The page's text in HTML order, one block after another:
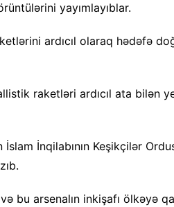
yayımlayıblar.
ardıcıl olaraq hədəfə
raketləri ardıcıl ata bilən
İnqilabının Keşikçilər
bu arsenalın inkişafı ölkəyə